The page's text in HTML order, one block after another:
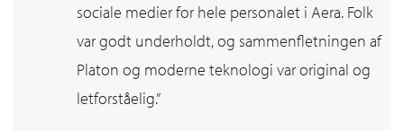
sociale medier for hele personalet i Aera. Folk
var godt underholdt, og sammenfletningen af
Platon og moderne teknologi var original og
letforståelig.”